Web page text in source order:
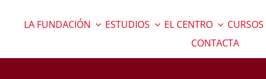
LA FUNDACIÓN ESTUDIOS EL CENTRO
CONTACTA